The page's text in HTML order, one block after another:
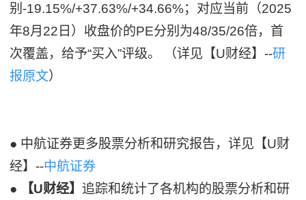
别-19.15%/+37.63%/+34.66%；对应当前（2025
年8月22日）收盘价的PE分别为48/35/26倍，首
次覆盖，给予“买入”评级。 （详见【U财经】--研
报原文）
● 中航证券更多股票分析和研究报告，详见【U财
经】--中航证券
●
【U财经】追踪和统计了各机构的股票分析和研